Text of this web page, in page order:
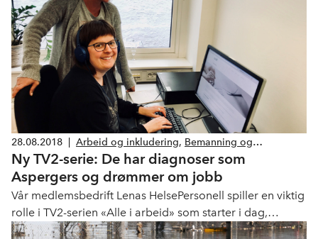
norgestoppen.
28.08.2018 Arbeid og inkludering, Bemanning og
rekruttering
Ny TV2-serie: De har diagnoser som
Aspergers og drømmer om jobb
Vår medlemsbedrift Lenas HelsePersonell spiller en viktig
rolle i TV2-serien «Alle i arbeid» som starter i dag,
28.august. Vi følger 12 unge mennesker med diagnoser